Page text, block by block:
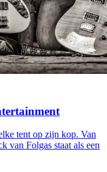
tent op zijn kop. Van
van Folgas staat als een